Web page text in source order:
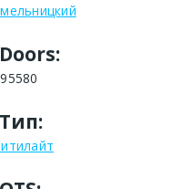
Doors:
Тип: